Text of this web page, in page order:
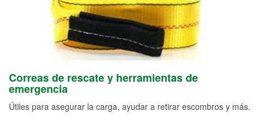
Correas de rescate y herramientas de
emergencia
Útiles para asegurar la carga, ayudar a retirar escombros y más.